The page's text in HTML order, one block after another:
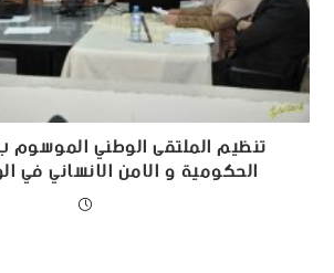
تنظيم الملتقى الوطني الموسوم
الحكومية و الامن الانساني في